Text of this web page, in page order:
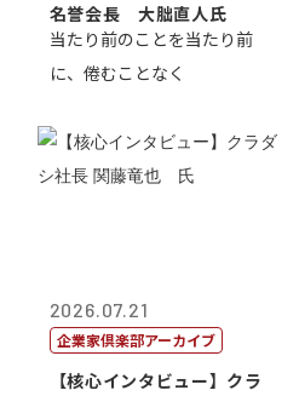
名誉会長 大朏直人氏
当たり前のことを当たり前
に、倦むことなく
2026.07.21
企業家倶楽部アーカイブ
【核心インタビュー】クラ